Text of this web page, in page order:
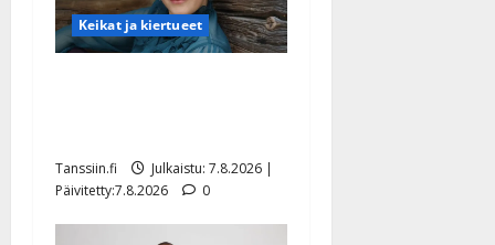
Keikat ja kiertueet
Tanssiin.fi
Julkaistu: 7.8.2026 |
Päivitetty:7.8.2026
0